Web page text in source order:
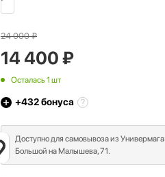
24 000₽
14 400₽
Осталась 1 шт
+432бонуса
Доступно для самовывоза из Универмага
Большой на Малышева, 71.